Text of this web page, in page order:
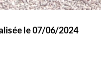
le 07/06/2024